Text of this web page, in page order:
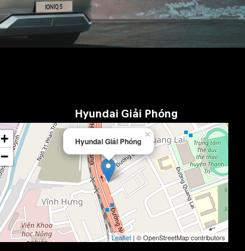
Hyundai Giải Phóng
Hyundai Giải Phóng
×
+
−
Leaflet| © OpenStreetMap contributors